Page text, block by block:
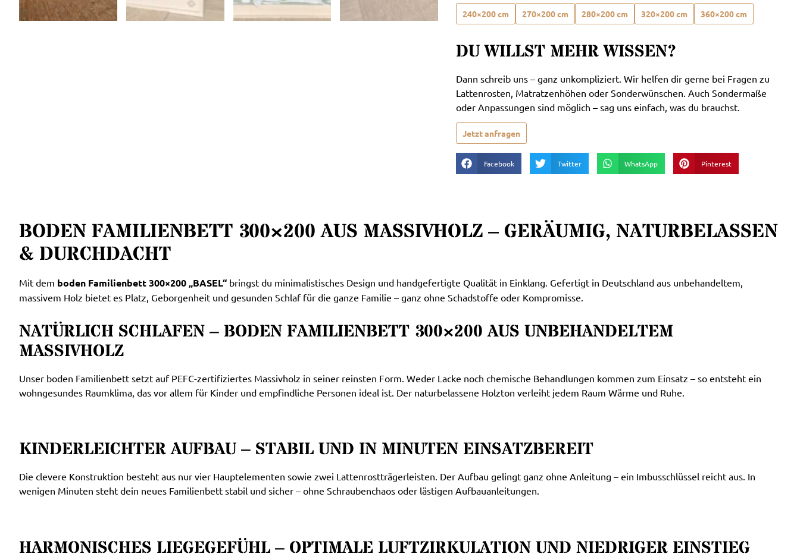
240×200 cm 270×200 cm 280×200 cm 320×200 cm 360×200 cm
DU WILLST MEHR WISSEN?
Dann schreib uns – ganz unkompliziert. Wir helfen dir gerne bei Fragen zu
Lattenrosten, Matratzenhöhen oder Sonderwünschen. Auch Sondermaße
oder Anpassungen sind möglich – sag uns einfach, was du brauchst.
Jetzt anfragen
Facebook Twitter WhatsApp Pinterest
BODEN FAMILIENBETT 300×200 AUS MASSIVHOLZ – GERÄUMIG, NATURBELASSEN
& DURCHDACHT
Mit dem boden Familienbett 300×200 „BASEL“ bringst du minimalistisches Design und handgefertigte Qualität in Einklang. Gefertigt in Deutschland aus unbehandeltem,
massivem Holz bietet es Platz, Geborgenheit und gesunden Schlaf für die ganze Familie – ganz ohne Schadstoffe oder Kompromisse.
NATÜRLICH SCHLAFEN – BODEN FAMILIENBETT 300×200 AUS UNBEHANDELTEM
MASSIVHOLZ
Unser boden Familienbett setzt auf PEFC-zertifiziertes Massivholz in seiner reinsten Form. Weder Lacke noch chemische Behandlungen kommen zum Einsatz – so entsteht ein
wohngesundes Raumklima, das vor allem für Kinder und empfindliche Personen ideal ist. Der naturbelassene Holzton verleiht jedem Raum Wärme und Ruhe.
KINDERLEICHTER AUFBAU – STABIL UND IN MINUTEN EINSATZBEREIT
Die clevere Konstruktion besteht aus nur vier Hauptelementen sowie zwei Lattenrostträgerleisten. Der Aufbau gelingt ganz ohne Anleitung – ein Imbusschlüssel reicht aus. In
wenigen Minuten steht dein neues Familienbett stabil und sicher – ohne Schraubenchaos oder lästigen Aufbauanleitungen.
HARMONISCHES LIEGEGEFÜHL – OPTIMALE LUFTZIRKULATION UND NIEDRIGER EINSTIEG